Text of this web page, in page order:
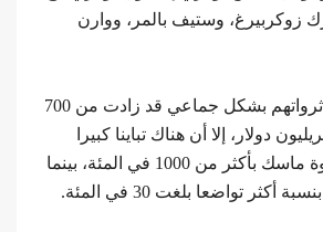
زوكربيرغ، وستيف بالمر، ووارن
وعلى الرغم من أن ثرواتهم بشكل جماعي قد زادت من 700
دولار إلى 1.5 تريليون دولار، إلا أن هناك تباينا كبيرا
بينهم، حيث نمت ثروة ماسك بأكثر من 1000 في المئة، بينما
تواضعا بلغت 30 في المئة.